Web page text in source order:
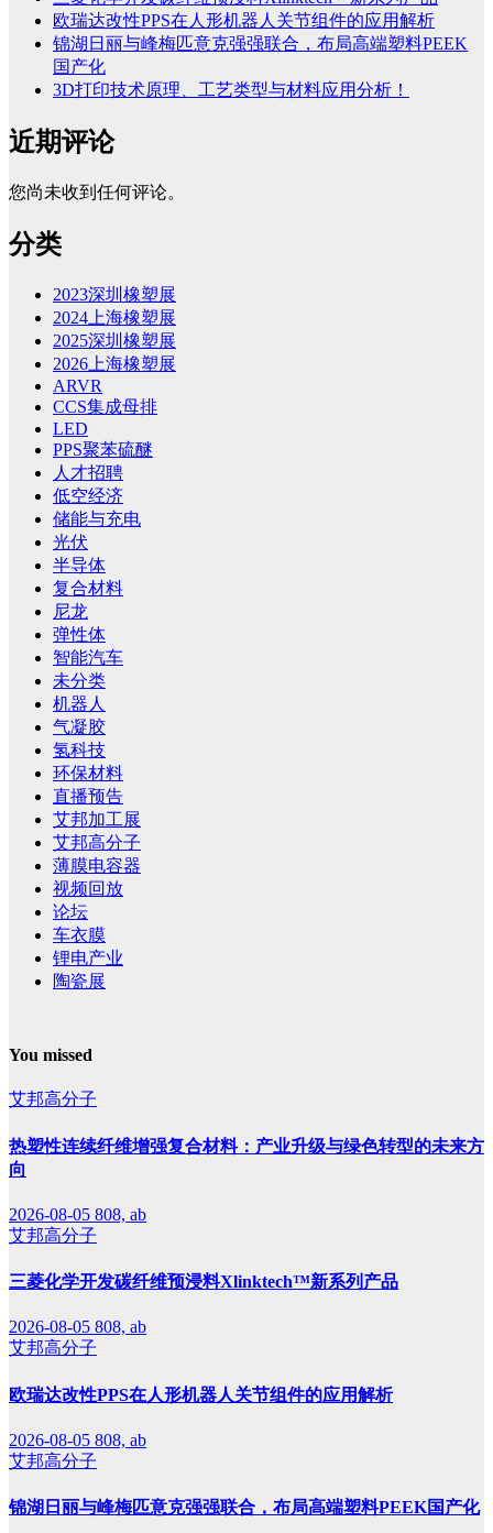
欧瑞达改性PPS在人形机器人关节组件的应用解析
锦湖日丽与峰梅匹意克强强联合，布局高端塑料PEEK
国产化
3D打印技术原理、工艺类型与材料应用分析！
近期评论
您尚未收到任何评论。
分类
2023深圳橡塑展
2024上海橡塑展
2025深圳橡塑展
2026上海橡塑展
ARVR
CCS集成母排
LED
PPS聚苯硫醚
人才招聘
低空经济
储能与充电
光伏
半导体
复合材料
尼龙
弹性体
智能汽车
未分类
机器人
气凝胶
氢科技
环保材料
直播预告
艾邦加工展
艾邦高分子
薄膜电容器
视频回放
论坛
车衣膜
锂电产业
陶瓷展
You missed
艾邦高分子
热塑性连续纤维增强复合材料：产业升级与绿色转型的未来方
向
2026-08-05 808, ab
艾邦高分子
三菱化学开发碳纤维预浸料Xlinktech™新系列产品
2026-08-05 808, ab
艾邦高分子
欧瑞达改性PPS在人形机器人关节组件的应用解析
2026-08-05 808, ab
艾邦高分子
锦湖日丽与峰梅匹意克强强联合，布局高端塑料PEEK国产化